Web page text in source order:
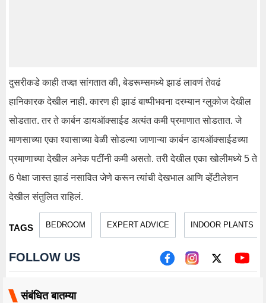
दुसरीकडे काही तज्ज्ञ सांगतात की, बेडरूम्समध्ये झाडं लावणं तेवढं
हानिकारक देखील नाही. कारण ही झाडं बाष्पीभवना दरम्यान ग्लुकोज देखील
सोडतात. तर ते कार्बन डायऑक्साईड अत्यंत कमी प्रमाणात सोडतात. जे
माणसाच्या एका श्वासाच्या वेळी सोडल्या जाणाऱ्या कार्बन डायऑक्साईडच्या
प्रमाणाच्या देखील अनेक पटींनी कमी असतो. तरी देखील एका खोलीमध्ये 5 ते
6 पेक्षा जास्त झाडं नसावित जेणे करून त्यांची देखभाल आणि व्हेंटीलेशन
देखील संतुलित राहिलं.
TAGS BEDROOM EXPERT ADVICE INDOOR PLANTS
FOLLOW US
संबंधित बातम्या